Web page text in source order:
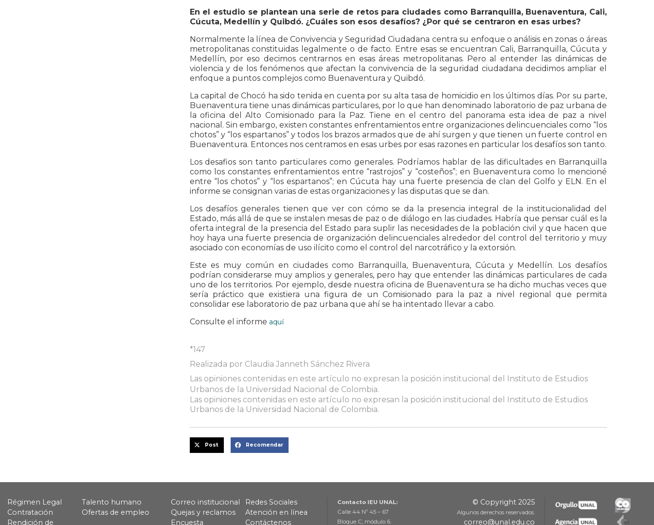
En el estudio se plantean una serie de retos para ciudades como Barranquilla, Buenaventura, Cali,
Cúcuta, Medellín y Quibdó. ¿Cuáles son esos desafíos? ¿Por qué se centraron en esas urbes?
Normalmente la línea de Convivencia y Seguridad Ciudadana centra su enfoque o análisis en zonas o áreas
metropolitanas constituidas legalmente o de facto. Entre esas se encuentran Cali, Barranquilla, Cúcuta y
Medellín, por eso decimos centrarnos en esas áreas metropolitanas. Pero al entender las dinámicas de
violencia y de los fenómenos que afectan la convivencia de la seguridad ciudadana decidimos ampliar el
enfoque a puntos complejos como Buenaventura y Quibdó.
La capital de Chocó ha sido tenida en cuenta por su alta tasa de homicidio en los últimos días. Por su parte,
Buenaventura tiene unas dinámicas particulares, por lo que han denominado laboratorio de paz urbana de
la oficina del Alto Comisionado para la Paz. Tiene en el centro del panorama esta idea de paz a nivel
nacional. Sin embargo, existen constantes enfrentamientos entre organizaciones delincuenciales como “los
chotos” y “los espartanos” y todos los brazos armados que de ahí surgen y que tienen un fuerte control en
Buenaventura. Entonces nos centramos en esas urbes por esas razones en particular los desafíos son tanto.
Los desafios son tanto particulares como generales. Podríamos hablar de las dificultades en Barranquilla
como los constantes enfrentamientos entre “rastrojos” y “costeños”; en Buenaventura como lo mencioné
entre “los chotos” y “los espartanos”; en Cúcuta hay una fuerte presencia de clan del Golfo y ELN. En el
informe se consignan varias de estas organizaciones y las disputas que se dan.
Los desafíos generales tienen que ver con cómo se da la presencia integral de la institucionalidad del
Estado, más allá de que se instalen mesas de paz o de diálogo en las ciudades. Habría que pensar cuál es la
oferta integral de la presencia del Estado para suplir las necesidades de la población civil y que hacen que
hoy haya una fuerte presencia de organización delincuenciales alrededor del control del territorio y muy
asociado con economías de uso ilícito como el control del narcotráfico y la extorsión.
Este es muy común en ciudades como Barranquilla, Buenaventura, Cúcuta y Medellín. Los desafíos
podrían considerarse muy amplios y generales, pero hay que entender las dinámicas particulares de cada
uno de los territorios. Por ejemplo, desde nuestra oficina de Buenaventura se ha dicho muchas veces que
sería práctico que existiera una figura de un Comisionado para la paz a nivel regional que permita
consolidar ese laboratorio de paz urbana que ahí se ha intentado llevar a cabo.
Consulte el informe aquí
*147
Realizada por Claudia Janneth Sánchez Rivera
Las opiniones contenidas en este artículo no expresan la posición institucional del Instituto de Estudios
Urbanos de la Universidad Nacional de Colombia.
Las opiniones contenidas en este artículo no expresan la posición institucional del Instituto de Estudios
Urbanos de la Universidad Nacional de Colombia.
Post Recomendar
Régimen Legal
Talento humano
Contratación
Ofertas de empleo
Rendición de
Correo institucional
Redes Sociales
Quejas y reclamos
Atención en línea
Encuesta
Contáctenos
Contacto IEU UNAL:
Calle 44 Nº 45 – 67
Bloque C, módulo 6.
© Copyright 2025
Algunos derechos reservados.
correo@unal.edu.co